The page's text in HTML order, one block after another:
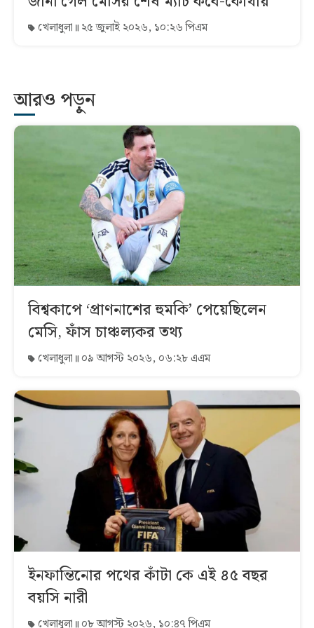
খেলাধুলা ২৫ জুলাই ২০২৬, ১০:২৬ পিএম
আরও পড়ুন
বিশ্বকাপে ‘প্রাণনাশের হুমকি’ পেয়েছিলেন
মেসি, ফাঁস চাঞ্চল্যকর তথ্য
খেলাধুলা ০৯ আগস্ট ২০২৬, ০৬:২৮ এএম
ইনফান্তিনোর পথের কাঁটা কে এই ৪৫ বছর
বয়সি নারী
খেলাধুলা ০৮ আগস্ট ২০২৬, ১০:৪৭ পিএম